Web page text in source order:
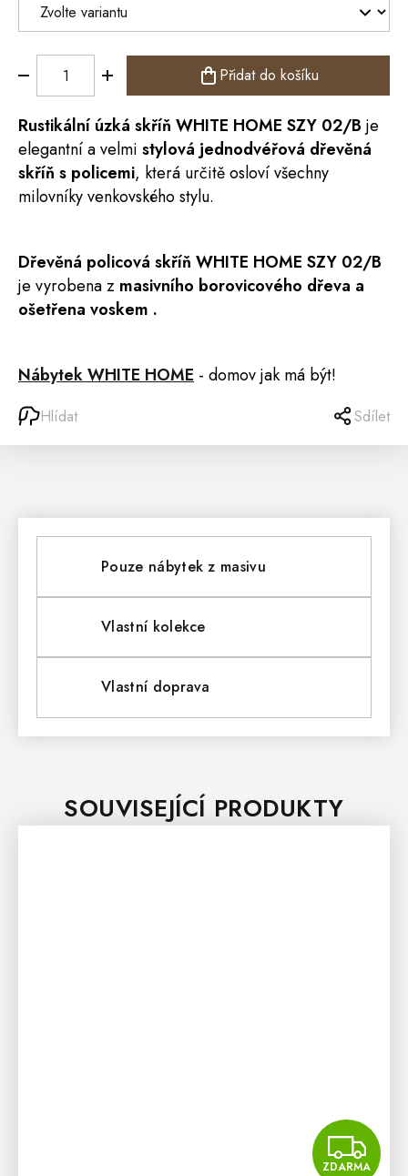
Přidat do košíku
Rustikální úzká skříň WHITE HOME SZY 02/B je
elegantní a velmi stylová jednodvéřová dřevěná
skříň s policemi, která určitě osloví všechny
milovníky venkovského stylu.
Dřevěná policová skříň WHITE HOME SZY 02/B
je vyrobena z masivního borovicového dřeva a
ošetřena voskem .
Nábytek WHITE HOME - domov jak má být!
Hlídat Sdílet
Pouze nábytek z masivu
Vlastní kolekce
Vlastní doprava
SOUVISEJÍCÍ PRODUKTY
ZDARMA